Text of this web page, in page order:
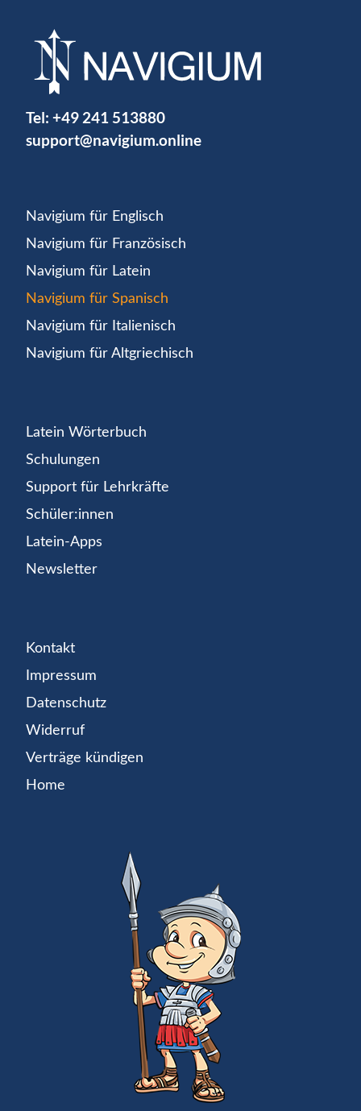
Tel: +49 241 513880
support@navigium.online
Navigium für Englisch
Navigium für Französisch
Navigium für Latein
Navigium für Spanisch
Navigium für Italienisch
Navigium für Altgriechisch
Latein Wörterbuch
Schulungen
Support für Lehrkräfte
Schüler:innen
Latein-Apps
Newsletter
Kontakt
Impressum
Datenschutz
Widerruf
Verträge kündigen
Home